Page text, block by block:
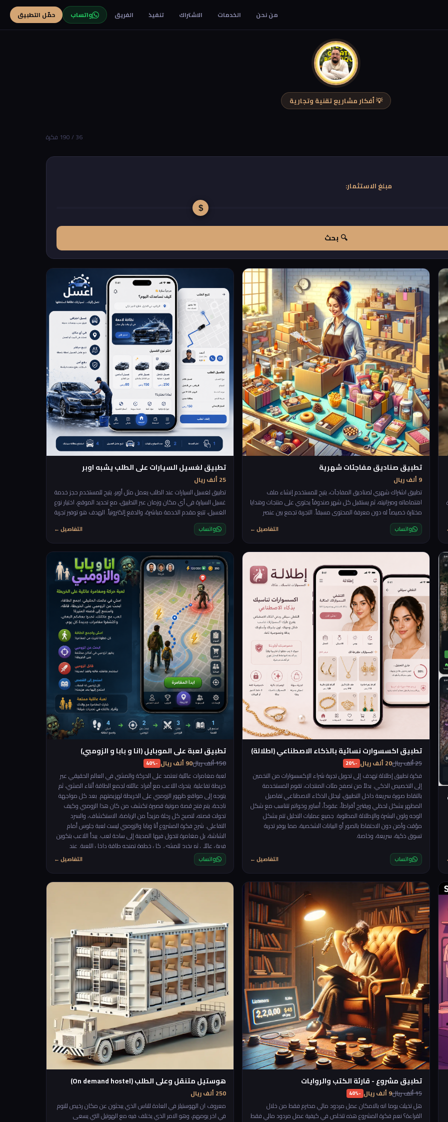
من نحن الخدمات الاشتراك تنفيذ الفريق واتساب حمّل التطبيق
💡 أفكار مشاريع تقنية وتجارية
36 / 190 فكرة
مبلغ الاستثمار:
🔍 بحث
تطبيق صناديق مفاجئات شهرية
9 ألف ريال
تطبيق اشتراك شهري لصناديق المفاجآت، يتيح للمستخدم إنشاء ملف
اهتماماته وميزانيته، ثم يستقبل كل شهر صندوقاً يحتوي على منتجات وهدايا
مختارة خصيصاً له دون معرفة المحتوى مسبقاً. التجربة تجمع بين عنصر
التشويق، التخصيص، ومتعة الاكتشاف، مع إمكانية تقييم الصناديق لتحسين
الاختيارات القادمة. 🎁✨
واتساب التفاصيل ←
تطبيق لغسيل السيارات على الطلب يشبه اوبر
25 ألف ريال
تطبيق لغسيل السيارات عند الطلب يعمل مثل أوبر، يتيح للمستخدم حجز خدمة
غسيل السيارة في أي مكان وزمان عبر التطبيق، مع تحديد الموقع، اختيار نوع
الغسيل، تتبع مقدم الخدمة مباشرة، والدفع إلكترونياً. الهدف هو توفير تجربة
سريعة ومريحة دون الحاجة للذهاب إلى المغسلة.
واتساب التفاصيل ←
تطبيق اكسسوارت نسائية بالذكاء الاصطناعي (اطلالة)
25 ألف ريال 20 ألف ريال -20%
فكرة تطبيق إطلالة تهدف إلى تحويل تجربة شراء الإكسسوارات من التخمين
إلى التخصيص الذكي. بدلاً من تصفح مئات المنتجات، تقوم المستخدمة
بالتقاط صورة سريعة داخل التطبيق، ليحلل الذكاء الاصطناعي تفاصيل
المظهر بشكل لحظي ويقترح أقراطاً، عقوداً، أساور وخواتم تتناسب مع شكل
الوجه ولون البشرة والإطلالة المطلوبة. جميع عمليات التحليل تتم بشكل
مؤقت وآمن دون الاحتفاظ بالصور أو البيانات الشخصية، مما يوفر تجربة
تسوق ذكية، سريعة، وخاصة.
واتساب التفاصيل ←
تطبيق لعبة على الموبايل (انا و بابا و الزومبي)
150 ألف ريال 90 ألف ريال -40%
لعبة مغامرات عائلية تعتمد على الحركة والمشي في العالم الحقيقي عبر
خريطة تفاعلية. يتحرك اللاعب مع أفراد عائلته لجمع الطاقة أثناء المشي، ثم
يتوجه إلى مواقع ظهور الزومبي على الخريطة لهزيمتهم. بعد كل مواجهة
ناجحة، يتم فتح قصة صوتية قصيرة تكشف من كان هذا الزومبي وكيف
تحولت قصته، لتصبح كل رحلة مزيجاً من الرياضة، الاستكشاف، والسرد
التفاعلي. شرح فكرة المشروع أنا وبابا والزومبي ليست لعبة جلوس أمام
الشاشة، بل مغامرة تتحول فيها المدينة إلى ساحة لعب. يبدأ اللاعب بتكوين
فريق عائلي ثم يخرج للمشي. كل خطوة تمنحه طاقة داخل اللعبة. عند
الوصول إلى مستوى طاقة معين يظهر زومبي في موقع جديد على
الخريطة، وعلى الفريق الوصول إليه والقضاء عليه. بعد الانتصار، لا ينتهي
الأمر… بل يبدأ جزء جديد: يتم تشغيل قصة صوتية قصيرة تكشف خلفية ذلك
الزومبي، أسراره، أو رسالته، ثم يظهر تحدٍ جديد في مكان مختلف. اللعبة
تشجع على: 🚶 الحركة اليومية 👨‍👩‍👧 اللعب العائلي 🗺️ استكشاف
الأماكن 🎧 الاستماع للقصص والمغامرات 🏆 تحقيق إنجازات جماعية
واتساب التفاصيل ←
تطبيق مشروع - قارئة الكتب والروايات
15 ألف ريال 9 ألف ريال -40%
هل تخيلت يوما انه بالامكان عمل مردود مالي محترم فقط من خلال
القراءة؟ نعم فكرة المشروع هذه تتخلص في كيفية عمل مردود مالي فقط
هوستيل متنقل وعلى الطلب (On demand hostel)
250 ألف ريال
معروف ان الهوستيلز في العادة للناس الذي يبحثون عن مكان رخيص للنوم
في اخر يومهم، وهو الامر الذي يختلف فيه مع الهوتيل التي يسعى